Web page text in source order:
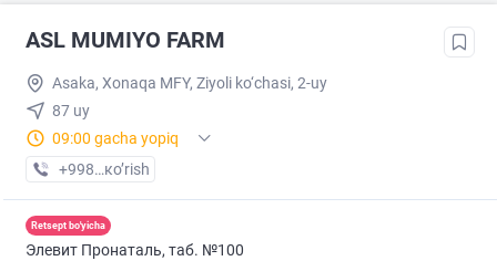
ASL MUMIYO FARM
Asaka, Xonaqa MFY, Ziyoli ko‘chasi, 2-uy
87 uy
09:00 gacha yopiq
+998 (93) XXX-XX-XX
кo’rish
Retsept bo'yicha
Элевит Пронаталь, таб. №100